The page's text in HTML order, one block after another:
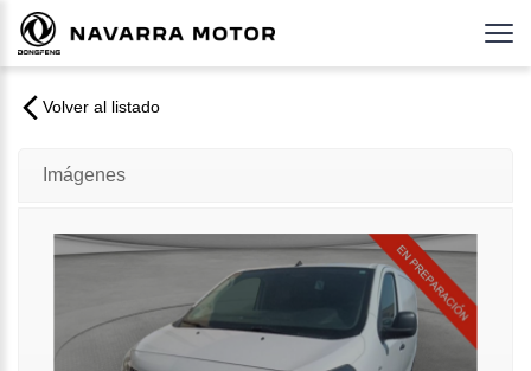
Volver al listado
Imágenes